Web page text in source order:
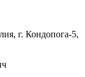
г. Кондопога-5,